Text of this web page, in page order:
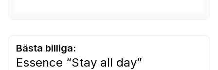
Bästa billiga:
Essence “Stay all day”